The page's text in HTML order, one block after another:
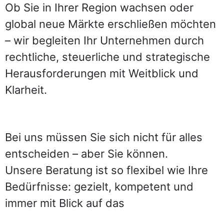
Ob Sie in Ihrer Region wachsen oder
global neue Märkte erschließen möchten
– wir begleiten Ihr Unternehmen durch
rechtliche, steuerliche und strategische
Herausforderungen mit Weitblick und
Klarheit.
Bei uns müssen Sie sich nicht für alles
entscheiden – aber Sie können.
Unsere Beratung ist so flexibel wie Ihre
Bedürfnisse: gezielt, kompetent und
immer mit Blick auf das